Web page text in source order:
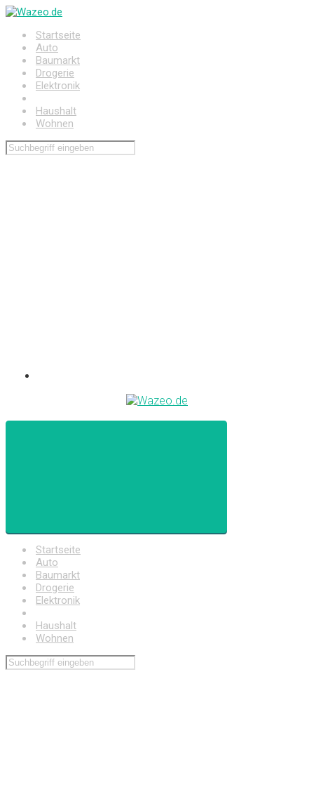
Zum
springenStartseite
Auto
Baumarkt
Drogerie
Elektronik
Haushalt
Wohnen
Startseite
Auto
Baumarkt
Drogerie
Elektronik
Haushalt
Wohnen